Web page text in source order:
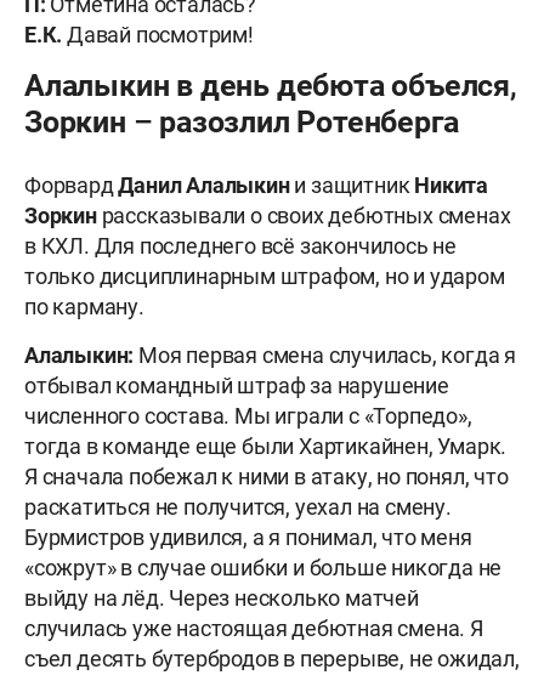
Е.К. Давай посмотрим!
Алалыкин в день дебюта объелся,
Зоркин – разозлил Ротенберга
ФорвардДанил Алалыкини защитникНикита
Зоркин рассказывали о своих дебютных сменах
в КХЛ. Для последнего всё закончилось не
только дисциплинарным штрафом, но и ударом
по карману.
Алалыкин: Моя первая смена случилась, когда я
отбывал командный штраф за нарушение
численного состава. Мы играли с «Торпедо»,
тогда в команде еще были Хартикайнен, Умарк.
Я сначала побежал к ними в атаку, но понял, что
раскатиться не получится, уехал на смену.
Бурмистров удивился, а я понимал, что меня
«сожрут» в случае ошибки и больше никогда не
выйду на лёд. Через несколько матчей
случилась уже настоящая дебютная смена. Я
съел десять бутербродов в перерыве, не ожидал,